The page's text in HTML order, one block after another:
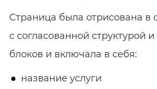
Страница была отрисована в
с согласованной структурой
блоков и включала в себя:
название услуги